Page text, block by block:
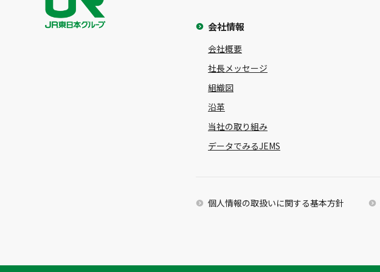
会社情報
会社概要
社長メッセージ
組織図
沿革
当社の取り組み
データでみるJEMS
個人情報の取扱いに関する基本方針